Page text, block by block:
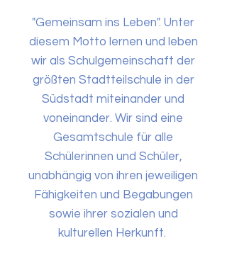
"Gemeinsam ins Leben". Unter
diesem Motto lernen und leben
wir als Schulgemeinschaft der
größten Stadtteilschule in der
Südstadt miteinander und
voneinander. Wir sind eine
Gesamtschule für alle
Schülerinnen und Schüler,
unabhängig von ihren jeweiligen
Fähigkeiten und Begabungen
sowie ihrer sozialen und
kulturellen Herkunft.